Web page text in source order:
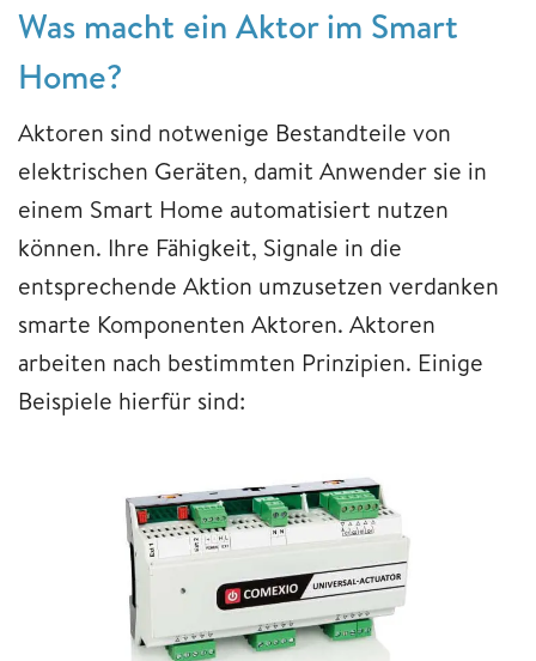
Was macht ein Aktor im Smart
Home?
Aktoren sind notwenige Bestandteile von
elektrischen Geräten, damit Anwender sie in
einem Smart Home automatisiert nutzen
können. Ihre Fähigkeit, Signale in die
entsprechende Aktion umzusetzen verdanken
smarte Komponenten Aktoren. Aktoren
arbeiten nach bestimmten Prinzipien. Einige
Beispiele hierfür sind: